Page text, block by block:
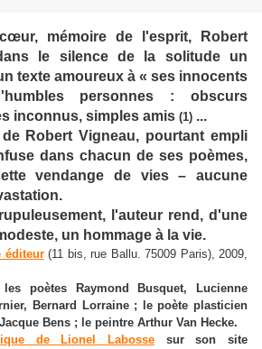
mémoire de l'esprit, Robert
le silence de la solitude un
texte amoureux à « ses innocents
personnes : obscurs
inconnus, simples amis (1) ...
Robert Vigneau, pourtant empli
dans chacun de ses poèmes,
vendange de vies – aucune
l'auteur rend, d'une
un hommage à la vie.
éditeur(11 bis, rue Ballu. 75009 Paris), 2009,
poètes Raymond Busquet, Lucienne
Bernard Lorraine ; le poète plasticien
Bens ; le peintre Arthur Van Hecke.
de Lionel Labosse
sur son site